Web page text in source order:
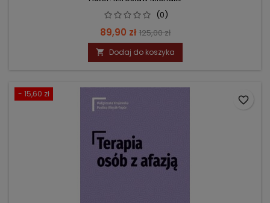
(0)
Cena
89,90 zł Cena
podstawowa
125,00 zł
 Dodaj do koszyka
- 15,60 zł
favorite_border